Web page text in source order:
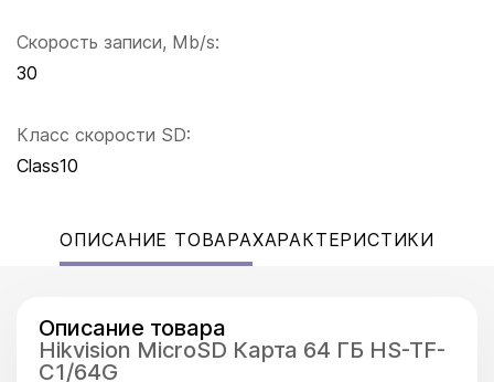
Скорость записи, Mb/s:
30
Класс скорости SD:
Class10
ОПИСАНИЕ ТОВАРАХАРАКТЕРИСТИКИ
Описание товара
Hikvision MicroSD Карта 64 ГБ HS-TF-
C1/64G